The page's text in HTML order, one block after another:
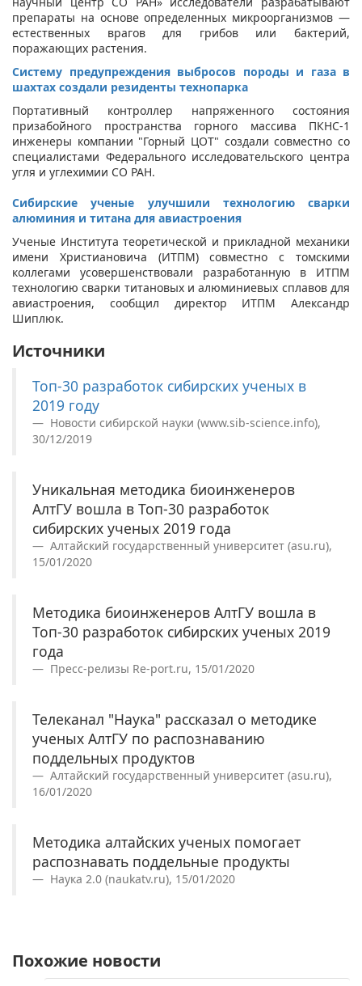
препараты на основе определенных микроорганизмов —
естественных врагов для грибов или бактерий,
поражающих растения.
Систему предупреждения выбросов породы и газа в
шахтах создали резиденты технопарка
Портативный контроллер напряженного состояния
призабойного пространства горного массива ПКНС-1
инженеры компании "Горный ЦОТ" создали совместно со
специалистами Федерального исследовательского центра
угля и углехимии СО РАН.
Сибирские ученые улучшили технологию сварки
алюминия и титана для авиастроения
Ученые Института теоретической и прикладной механики
имени Христиановича (ИТПМ) совместно с томскими
коллегами усовершенствовали разработанную в ИТПМ
технологию сварки титановых и алюминиевых сплавов для
авиастроения, сообщил директор ИТПМ Александр
Шиплюк.
Источники
Топ-30 разработок сибирских ученых в
2019 году
Новости сибирской науки (www.sib-science.info),
30/12/2019
Уникальная методика биоинженеров
АлтГУ вошла в Топ-30 разработок
сибирских ученых 2019 года
Алтайский государственный университет (asu.ru),
15/01/2020
Методика биоинженеров АлтГУ вошла в
Топ-30 разработок сибирских ученых 2019
года
Пресс-релизы Re-port.ru, 15/01/2020
Телеканал "Наука" рассказал о методике
ученых АлтГУ по распознаванию
поддельных продуктов
Алтайский государственный университет (asu.ru),
16/01/2020
Методика алтайских ученых помогает
распознавать поддельные продукты
Наука 2.0 (naukatv.ru), 15/01/2020
Похожие новости